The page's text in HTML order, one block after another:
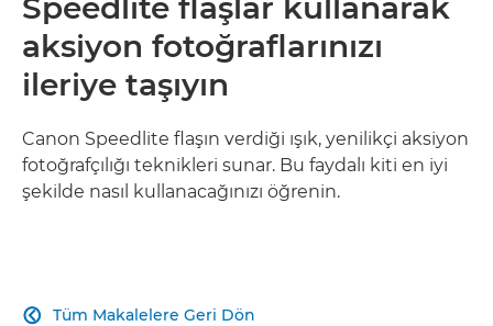
Speedlite flaşlar kullanarak
aksiyon fotoğraflarınızı
ileriye taşıyın
Canon Speedlite flaşın verdiği ışık, yenilikçi aksiyon
fotoğrafçılığı teknikleri sunar. Bu faydalı kiti en iyi
şekilde nasıl kullanacağınızı öğrenin.
Tüm Makalelere Geri Dön
